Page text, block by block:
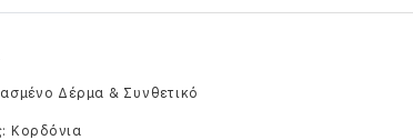
Δέρμα & Συνθετικό
Κορδόνια